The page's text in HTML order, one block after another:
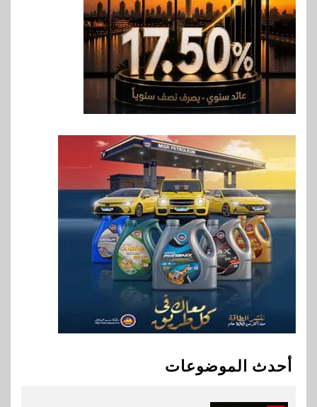
أحدث الموضوعات
7
بنوك
بنك مصر يشارك في فعالية اليوم
العالمي للشباب ويقدم العديد من
العروض المجانية
بنك QNB مصر يعزز جاهزية
المشروعات الصغيرة والمتوسطة
للنمو والتوسع
9 اخبار
فيكسد مصر و”حلول” تتشاركان
في تطوير أول منصة للسياحة
الصحية في مصر والشرق الأوسط
وأفريقيا Tour4Cure
سوق وصلة
جهازًا مثاليًا للشباب